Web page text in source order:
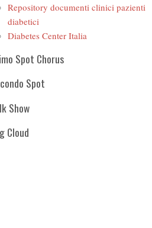
Repository documenti clinici pazienti
diabetici
Diabetes Center Italia
Spot Chorus
Spot
Show
Cloud